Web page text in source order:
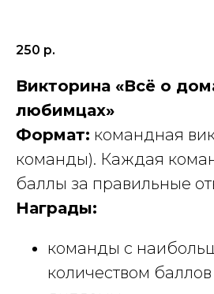
250 р.
Викторина «Всё о
любимцах»
Формат: командная
команды). Каждая
баллы за правильные
Награды:
команды с
количеством